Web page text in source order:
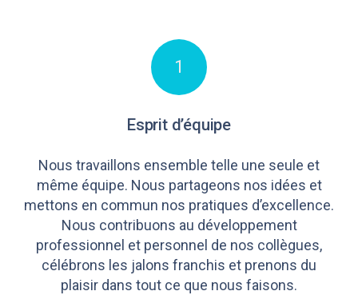
1
Esprit d’équipe
Nous travaillons ensemble telle une seule et
même équipe. Nous partageons nos idées et
mettons en commun nos pratiques d’excellence.
Nous contribuons au développement
professionnel et personnel de nos collègues,
célébrons les jalons franchis et prenons du
plaisir dans tout ce que nous faisons.